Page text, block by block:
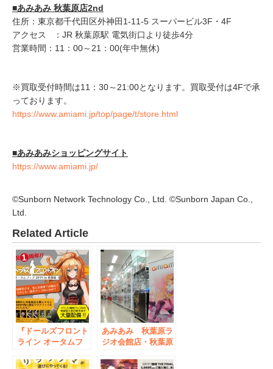
■あみあみ 秋葉原店2nd
住所：東京都千代田区外神田1-11-5 スーパービル3F・4F
アクセス ：JR 秋葉原駅 電気街口より徒歩4分
営業時間：11：00～21：00(年中無休)
※買取受付時間は11：30～21:00となります。買取受付は4Fで承
っております。
https://www.amiami.jp/top/page/t/store.html
■あみあみショッピングサイト
https://www.amiami.jp/
©Sunborn Network Technology Co., Ltd. ©Sunborn Japan Co.,
Ltd.
Related Article
『ドールズフロント
ライン オータムフ
原』に、あみあみ秋
あみあみ 秋葉原ラ
ジオ会館店・秋葉原
案内